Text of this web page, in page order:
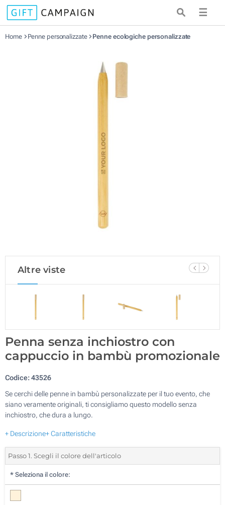
☰
Home Penne personalizzate Penne ecologiche personalizzate
Altre viste
Penna senza inchiostro con
cappuccio in bambù promozionale
Codice:43526
Se cerchi delle penne in bambù personalizzate per il tuo evento, che
siano veramente originali, ti consigliamo questo modello senza
inchiostro, che dura a lungo.
+ Descrizione+ Caratteristiche
Passo 1. Scegli il colore dell'articolo
* Seleziona il colore: